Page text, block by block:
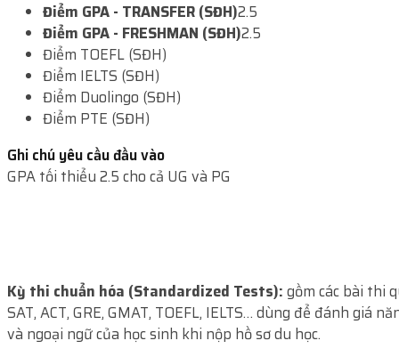
Kỳ thi chuẩn hóa (Standardized Tests): gồm các bài thi
SAT, ACT, GRE, GMAT, TOEFL, IELTS… dùng để đánh giá
và ngoại ngữ của học sinh khi nộp hồ sơ du học.
Điểm GPA - TRANSFER (SĐH)2.5
Điểm GPA - FRESHMAN (SĐH)2.5
Điểm TOEFL (SĐH)
Điểm IELTS (SĐH)
Điểm Duolingo (SĐH)
Điểm PTE (SĐH)
Ghi chú yêu cầu đầu vào
GPA tối thiểu 2.5 cho cả UG và PG